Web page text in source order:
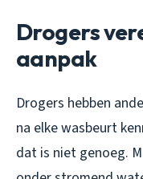
Drogers
aanpak
Drogers hebben
na elke wasbeurt
dat is niet genoeg.